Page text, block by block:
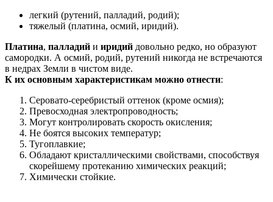
легкий (рутений, палладий, родий);
тяжелый (платина, осмий, иридий).
Платина, палладий и иридий довольно редко, но образуют
самородки. А осмий, родий, рутений никогда не встречаются
в недрах Земли в чистом виде.
К их основным характеристикам можно отнести:
Серовато-серебристый оттенок (кроме осмия);
Превосходная электропроводность;
Могут контролировать скорость окисления;
Не боятся высоких температур;
Тугоплавкие;
Обладают кристаллическими свойствами, способствуя
скорейшему протеканию химических реакций;
Химически стойкие.